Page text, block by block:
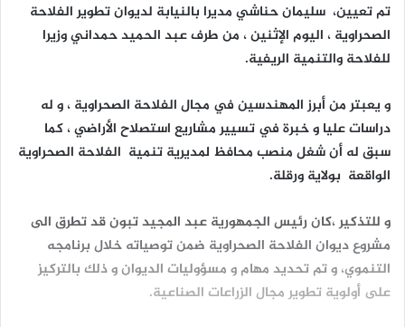
تم تعيين، سليمان حناشي مديرا بالنيابة لديوان تطوير الفلاحة
الصحراوية ، اليوم الإثنين ، من طرف عبد الحميد حمداني وزيرا
للفلاحة والتنمية الريفية.
و يعبتر من أبرز المهندسين في مجال الفلاحة الصحراوية ، و له
دراسات عليا و خبرة في تسيير مشاريع استصلاح الأراضي ، كما
سبق له أن شغل منصب محافظ لمديرية تنمية الفلاحة الصحراوية
الواقعة بولاية ورقلة.
و للتذكير ،كان رئيس الجمهورية عبد المجيد تبون قد تطرق الى
مشروع ديوان الفلاحة الصحراوية ضمن توصياته خلال برنامجه
التنموي، و تم تحديد مهام و مسؤوليات الديوان و ذلك بالتركيز
على أولوية تطوير مجال الزراعات الصناعية.